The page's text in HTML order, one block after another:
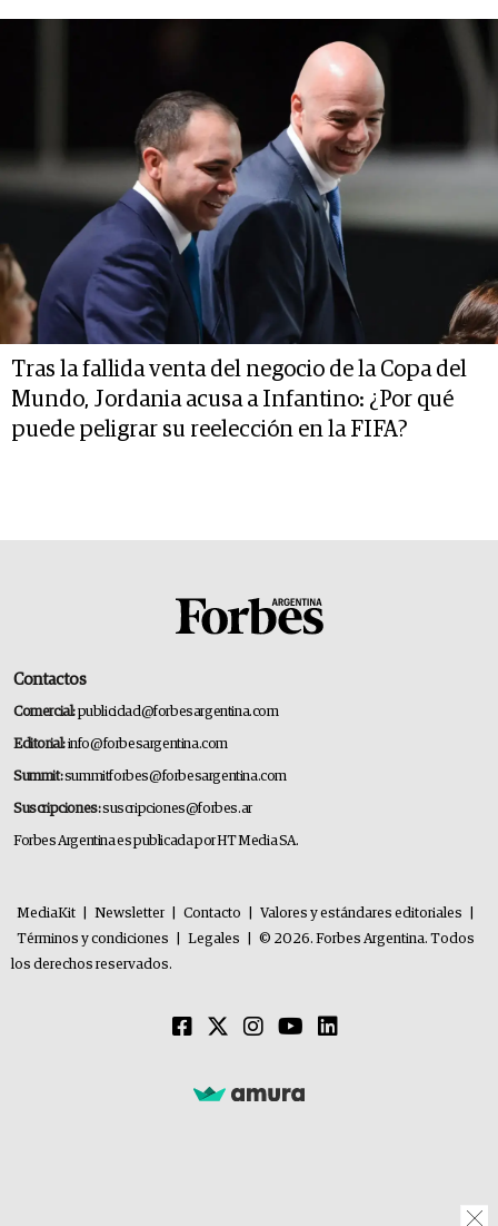
Tras la fallida venta del negocio de la Copa del
Mundo, Jordania acusa a Infantino: ¿Por qué
puede peligrar su reelección en la FIFA?
Contactos
Comercial:publicidad@forbesargentina.com
Editorial:info@forbesargentina.com
Summit:summitforbes@forbesargentina.com
Suscripciones:suscripciones@forbes.ar
Forbes Argentina es publicada por HT Media SA.
MediaKit Newsletter Contacto Valores y estándares editoriales
Términos y condiciones
Legales
© 2026. Forbes Argentina. Todos
los derechos reservados.